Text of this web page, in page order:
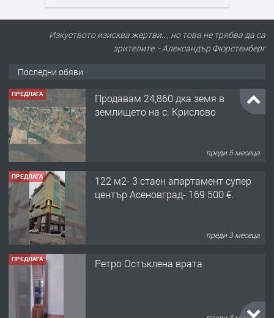
Изкуството изисква жертви..., но това не трябва да са
зрителите. - Александър Фюрстенберг
Последни обяви
ПРЕДЛАГА
Продавам 24,860 дка земя в
землището на с. Крислово
преди 5 месеца
ПРЕДЛАГА
122 м2- 3 стаен апартамент супер
център Асеновград- 169 500 €.
преди 3 месеца
ПРЕДЛАГА Ретро Остъклена врата